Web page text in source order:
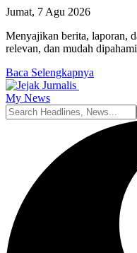
Jumat, 7 Agu 2026
Menyajikan berita, laporan,
relevan, dan mudah
Baca Selengkapnya
My News